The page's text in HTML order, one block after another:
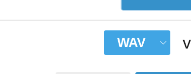
WAV